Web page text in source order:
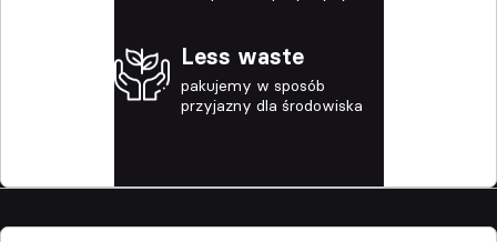
Less waste
pakujemy w sposób
przyjazny dla środowiska